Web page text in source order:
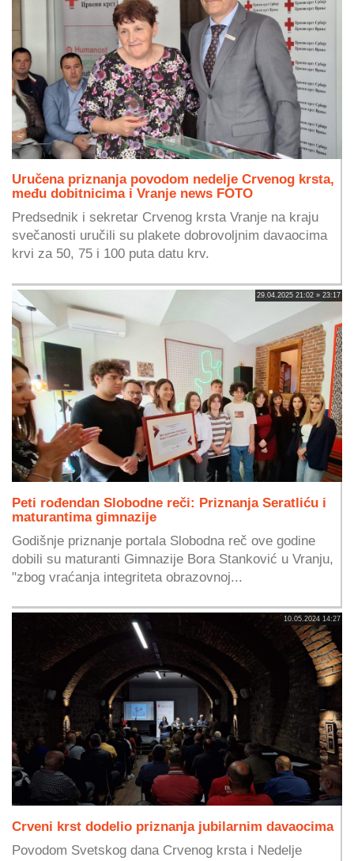
Uručena priznanja povodom nedelje Crvenog krsta,
među dobitnicima i Vranje news FOTO
Predsednik i sekretar Crvenog krsta Vranje na kraju
svečanosti uručili su plakete dobrovoljnim davaocima
krvi za 50, 75 i 100 puta datu krv.
29.04.2025 21:02 » 23:17
Peti rođendan Slobodne reči: Priznanja Seratliću i
maturantima gimnazije
Godišnje priznanje portala Slobodna reč ove godine
dobili su maturanti Gimnazije Bora Stanković u Vranju,
"zbog vraćanja integriteta obrazovnoj...
10.05.2024 14:27
Crveni krst dodelio priznanja jubilarnim davaocima
Povodom Svetskog dana Crvenog krsta i Nedelje